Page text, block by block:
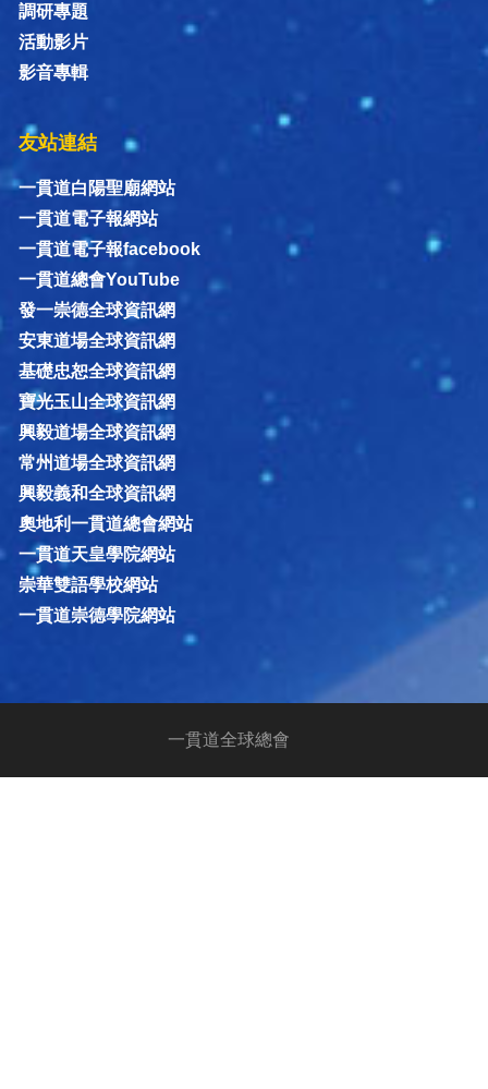
調研專題
活動影片
影音專輯
友站連結
一貫道白陽聖廟網站
一貫道電子報網站
一貫道電子報facebook
一貫道總會YouTube
發一崇德全球資訊網
安東道場全球資訊網
基礎忠恕全球資訊網
寶光玉山全球資訊網
興毅道場全球資訊網
常州道場全球資訊網
興毅義和全球資訊網
奧地利一貫道總會網站
一貫道天皇學院網站
崇華雙語學校網站
一貫道崇德學院網站
一貫道全球總會